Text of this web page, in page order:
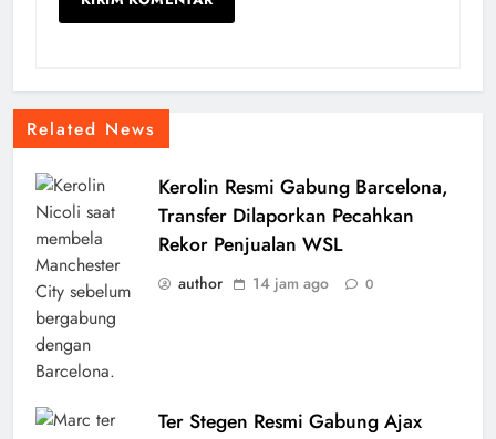
Related News
Kerolin Resmi Gabung Barcelona,
Transfer Dilaporkan Pecahkan
Rekor Penjualan WSL
author 14 jam ago 0
Ter Stegen Resmi Gabung Ajax